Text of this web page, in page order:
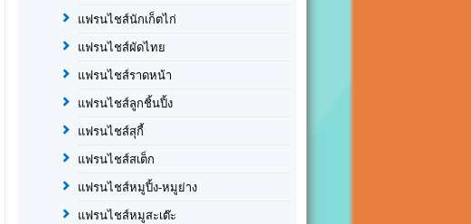
แฟรนไชส์นักเก็ตไก่
แฟรนไชส์ผัดไทย
แฟรนไชส์ราดหน้า
แฟรนไชส์ลูกชิ้นปิ้ง
แฟรนไชส์สุกี้
แฟรนไชส์สเต็ก
แฟรนไชส์หมูปิ้ง-หมูย่าง
แฟรนไชส์หมูสะเต๊ะ